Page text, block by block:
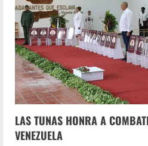
LAS TUNAS HONRA A
VENEZUELA